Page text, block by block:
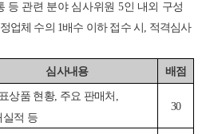
등 관련 분야 심사위원 5인 내외 구성
업체 수의 1배수 이하 접수 시 , 적격심사
심사내용 배점
상품 현황, 주요 판매처 ,
실적 등
30